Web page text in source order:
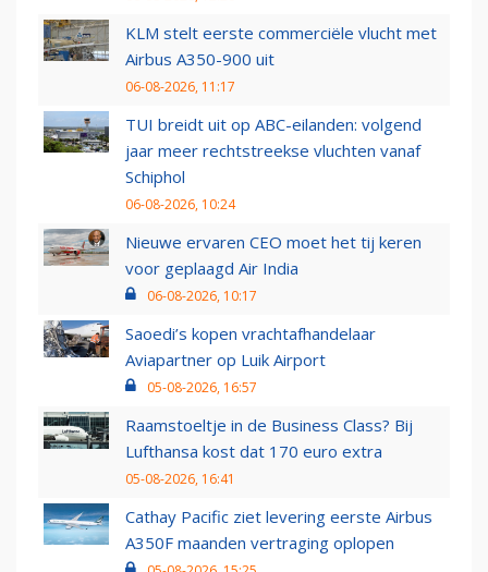
KLM stelt eerste commerciële vlucht met
Airbus A350-900 uit
06-08-2026, 11:17
TUI breidt uit op ABC-eilanden: volgend
jaar meer rechtstreekse vluchten vanaf
Schiphol
06-08-2026, 10:24
Nieuwe ervaren CEO moet het tij keren
voor geplaagd Air India
06-08-2026, 10:17
Saoedi’s kopen vrachtafhandelaar
Aviapartner op Luik Airport
05-08-2026, 16:57
Raamstoeltje in de Business Class? Bij
Lufthansa kost dat 170 euro extra
05-08-2026, 16:41
Cathay Pacific ziet levering eerste Airbus
A350F maanden vertraging oplopen